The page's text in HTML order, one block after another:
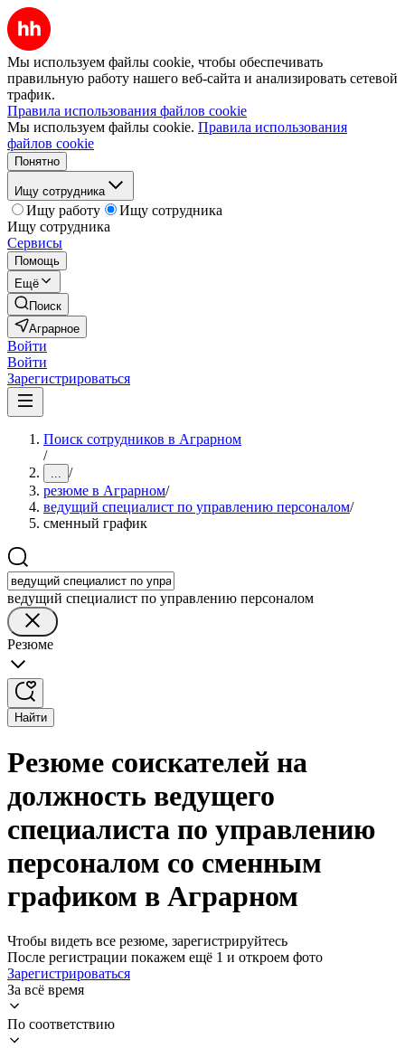
Мы используем файлы cookie, чтобы обеспечивать
правильную работу нашего веб-сайта и анализировать сетевой
трафик.
Правила использования файлов cookie
Мы используем файлы cookie. Правила использования
файлов cookie
Понятно
Ищу сотрудника
Ищу работу
Ищу сотрудника
Ищу сотрудника
Сервисы
Помощь
Ещё
Поиск
Аграрное
Войти
Войти
Зарегистрироваться
Поиск сотрудников в Аграрном
/
... /
резюме в Аграрном/
ведущий специалист по управлению персоналом/
сменный график
ведущий специалист по управлению персоналом
Резюме
Найти
Резюме соискателей на
должность ведущего
специалиста по управлению
персоналом со сменным
графиком в Аграрном
Чтобы видеть все резюме, зарегистрируйтесь
После регистрации покажем ещё 1 и откроем фото
Зарегистрироваться
За всё время
По соответствию